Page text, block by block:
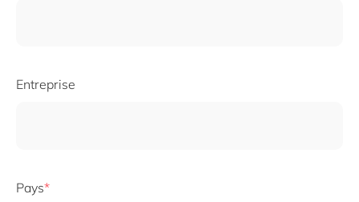
Entreprise
Pays